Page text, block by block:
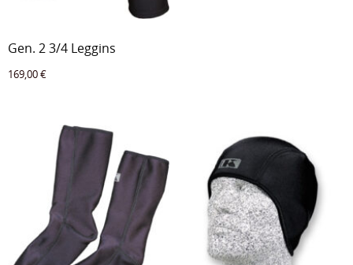
Gen. 2 3/4 Leggins
169,00€